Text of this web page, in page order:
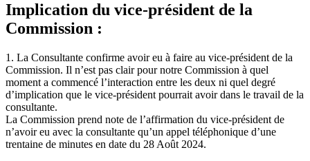
Implication du vice-président de la
Commission :
1. La Consultante confirme avoir eu à faire au vice-président de la
Commission. Il n’est pas clair pour notre Commission à quel
moment a commencé l’interaction entre les deux ni quel degré
d’implication que le vice-président pourrait avoir dans le travail de la
consultante.
La Commission prend note de l’affirmation du vice-président de
n’avoir eu avec la consultante qu’un appel téléphonique d’une
trentaine de minutes en date du 28 Août 2024.